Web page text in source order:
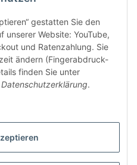
gestatten Sie den
unserer Website: YouTube,
und Ratenzahlung. Sie
ändern (Fingerabdruck-
finden Sie unter
Datenschutzerklärung.
USt., zzgl.